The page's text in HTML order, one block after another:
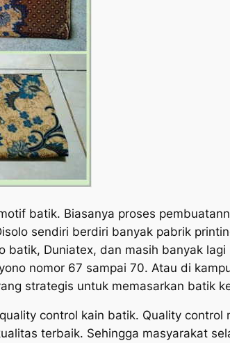
batik. Biasanya proses
sendiri berdiri banyak pabrik
batik, Duniatex, dan masih banyak
nomor 67 sampai 70. Atau di
strategis untuk memasarkan batik
control kain batik. Quality
terbaik. Sehingga masyarakat